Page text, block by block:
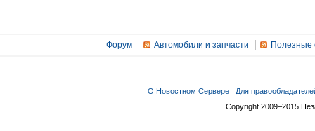
Форум Автомобили и запчасти Полезные
О Новостном Сервере
Для
Copyright 2009–2015